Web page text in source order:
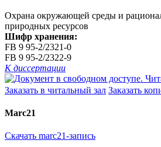
Охрана окружающей среды и
природных ресурсов
Шифр хранения:
FB 9 95-2/2321-0
FB 9 95-2/2322-9
К диссертации
Заказать в читальный зал Заказать
Marc21
Скачать marc21-запись